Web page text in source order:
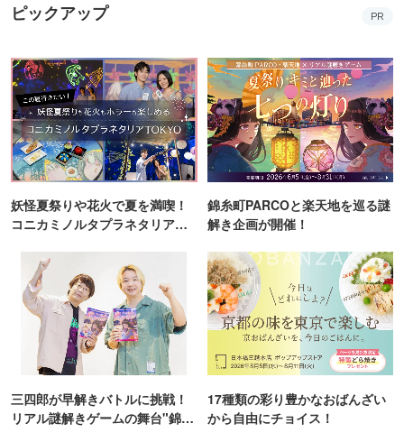
ピックアップ PR
妖怪夏祭りや花火で夏を満喫！
コニカミノルタプラネタリア
錦糸町PARCOと楽天地を巡る謎
解き企画が開催！
三四郎が早解きバトルに挑戦！
リアル謎解きゲームの舞台"錦糸
17種類の彩り豊かなおばんざい
から自由にチョイス！